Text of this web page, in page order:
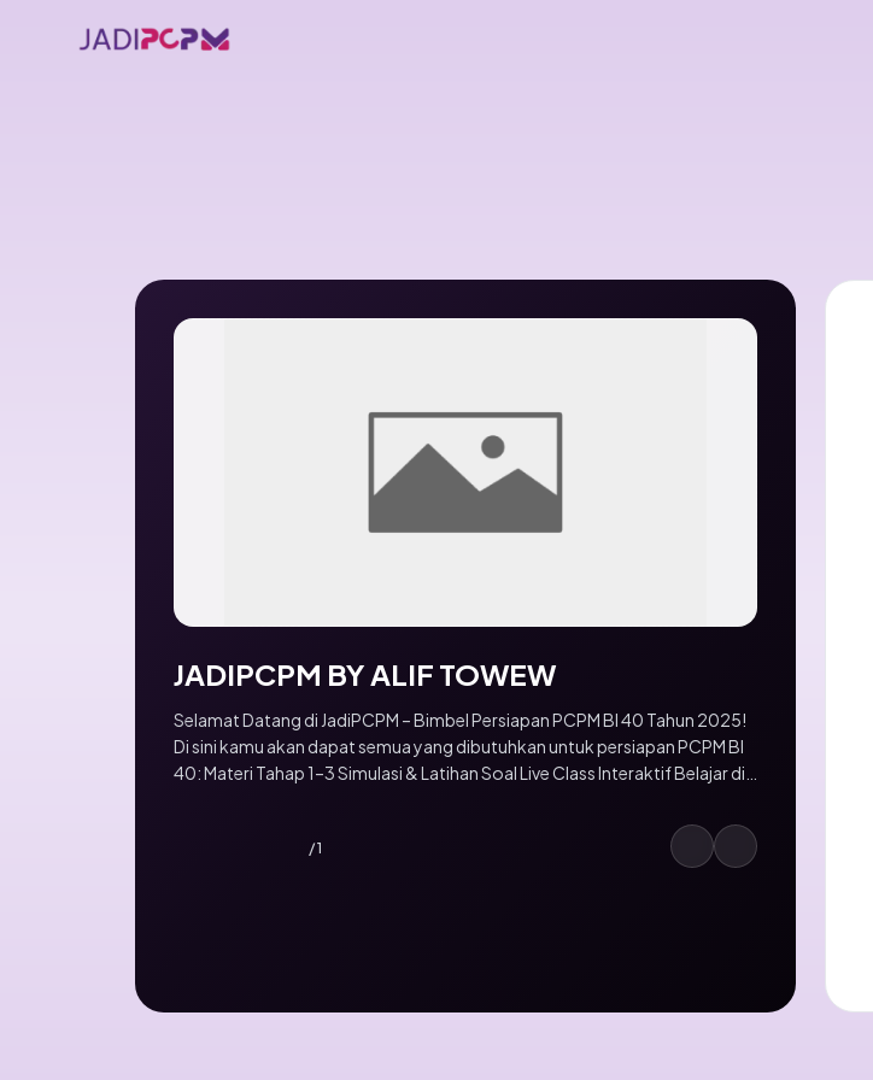
JADIPCPM BY ALIF TOWEW
Selamat Datang di JadiPCPM – Bimbel Persiapan PCPM BI 40 Tahun 2025!
Di sini kamu akan dapat semua yang dibutuhkan untuk persiapan PCPM BI
40: Materi Tahap 1–3 Simulasi & Latihan Soal Live Class Interaktif Belajar di
/ 1